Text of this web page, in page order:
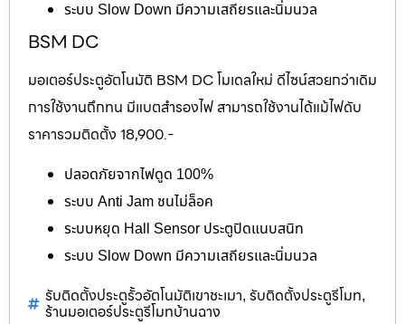
ระบบ Slow Down มีความเสถียรและนิ่มนวล
BSM DC
มอเตอร์ประตูอัตโนมัติ BSM DC โมเดลใหม่ ดีไซน์สวยกว่าเดิม
การใช้งานถึกทน มีแบตสำรองไฟ สามารถใช้งานได้แม้ไฟดับ
ราคารวมติดตั้ง 18,900.-
ปลอดภัยจากไฟดูด 100%
ระบบ Anti Jam ชนไม่ล็อค
ระบบหยุด Hall Sensor ประตูปิดแนบสนิท
ระบบ Slow Down มีความเสถียรและนิ่มนวล
รับติดตั้งประตูรั้วอัตโนมัติเขาชะเมา, รับติดตั้งประตูรีโมท,
ร้านมอเตอร์ประตูรีโมทบ้านฉาง